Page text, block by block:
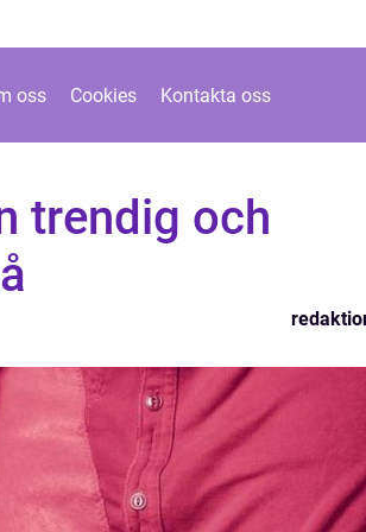
oss Cookies Kontakta oss
trendig och